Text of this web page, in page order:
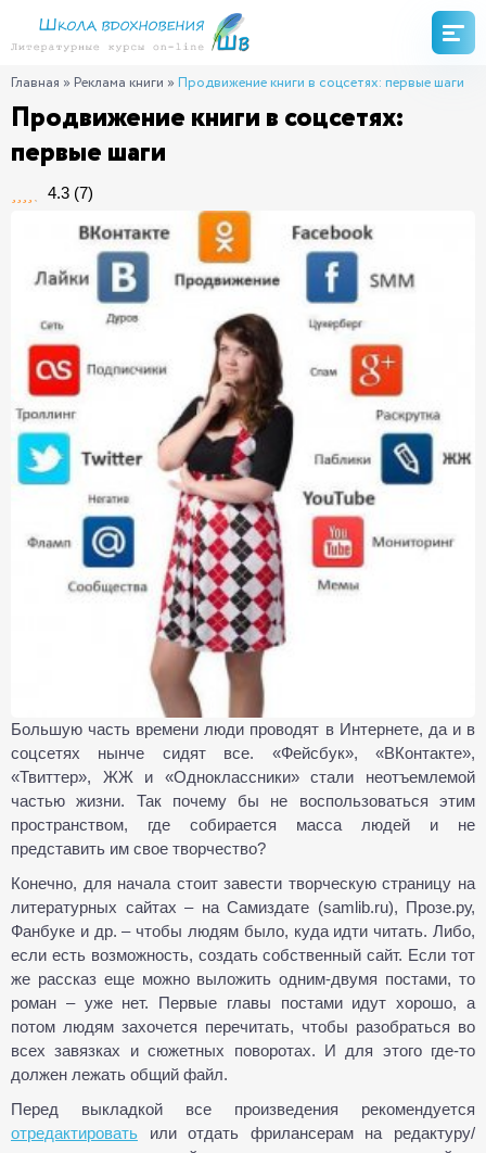
Главная » Реклама книги » Продвижение книги в соцсетях: первые шаги
Продвижение книги в соцсетях:
первые шаги
4.3 (7)
Большую часть времени люди проводят в Интернете, да и в
соцсетях нынче сидят все. «Фейсбук», «ВКонтакте»,
«Твиттер», ЖЖ и «Одноклассники» стали неотъемлемой
частью жизни. Так почему бы не воспользоваться этим
пространством, где собирается масса людей и не
представить им свое творчество?
Конечно, для начала стоит завести творческую страницу на
литературных сайтах – на Самиздате (samlib.ru), Прозе.ру,
Фанбуке и др. – чтобы людям было, куда идти читать. Либо,
если есть возможность, создать собственный сайт. Если тот
же рассказ еще можно выложить одним-двумя постами, то
роман – уже нет. Первые главы постами идут хорошо, а
потом людям захочется перечитать, чтобы разобраться во
всех завязках и сюжетных поворотах. И для этого где-то
должен лежать общий файл.
Перед выкладкой все произведения рекомендуется
отредактировать или отдать фрилансерам на редактуру/